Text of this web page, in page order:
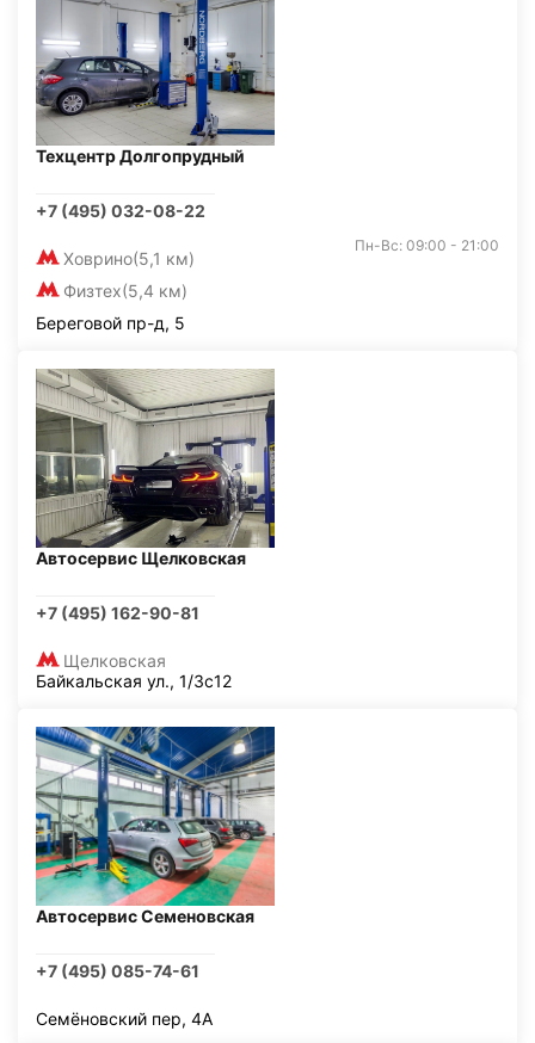
Техцентр Долгопрудный
+7 (495) 032-08-22
Ховрино(5,1 км)
Физтех(5,4 км)
Пн-Вс: 09:00 - 21:00
Береговой пр-д, 5
Автосервис Щелковская
+7 (495) 162-90-81
Щелковская
Байкальская ул., 1/3с12
Автосервис Семеновская
+7 (495) 085-74-61
Семёновский пер, 4А